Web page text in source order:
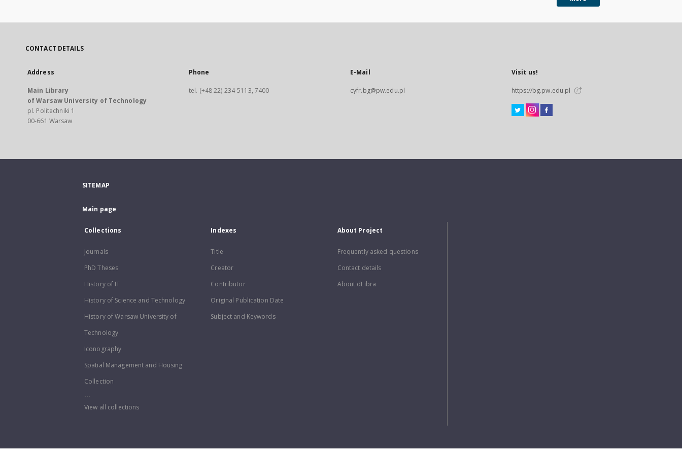
CONTACT DETAILS
Address
Main Library
of Warsaw University of Technology
pl. Politechniki 1
00-661 Warsaw
Phone
tel. (+48 22) 234-5113, 7400
E-Mail
cyfr.bg@pw.edu.pl
Visit us!
https://bg.pw.edu.pl
SITEMAP
Main page
Collections
Journals
PhD Theses
History of IT
History of Science and Technology
History of Warsaw University of
Technology
Iconography
Spatial Management and Housing
Collection
...
View all collections
Indexes
Title
Creator
Contributor
Original Publication Date
Subject and Keywords
About Project
Frequently asked questions
Contact details
About dLibra